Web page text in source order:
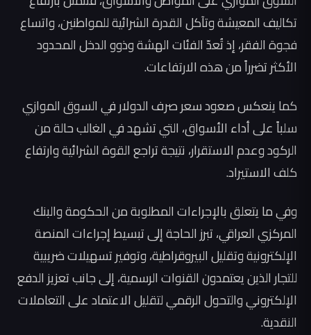
تكاليف المعيشة وتآكل القدرة الشرائية للمواطنين، واتساع
فجوة الفقر، إذ تُعدّ الفئات الهشة وذوو الدخل المحدود
الأكثر تضرراً من هذه الارتفاعات.
كما ينعكس صعود سعر صرف الدولار في السوق الموازي
سلباً على أداء الأسواق، التي تشهد في الغالب حالة من
الركود وعدم الاستقرار، نتيجة تراجع القوة الشرائية وارتفاع
كلف الاستيراد.
وفي ما يتعلق بالإجراءات المطلوبة من الحكومة والبنك
المركزي العراقي، تبرز الحاجة إلى تبسيط إجراءات المنصة
الإلكترونية وتقليل البيروقراطية، وتوفير تسهيلات ضريبية
للتجار الذين يعتمدون القنوات الرسمية، إلى جانب تعزيز الدفع
الإلكتروني والتحول الرقمي لتقليل الاعتماد على التعاملات
النقدية.